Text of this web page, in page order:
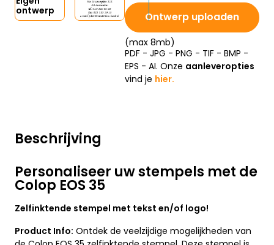
Beschrijving
Personaliseer uw stempels met de
Colop EOS 35
Zelfinktende stempel met tekst en/of logo!
Product Info: Ontdek de veelzijdige mogelijkheden van
ontwerp
Ontwerp uploaden
(max 8mb)
PDF - JPG - PNG - TIF - BMP -
EPS - AI. Onze aanleveropties
vind je hier.